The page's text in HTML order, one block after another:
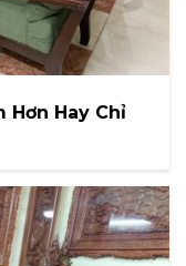
Hơn Hay Chỉ